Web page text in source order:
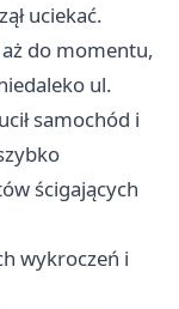
uciekać.
do momentu,
ul.
samochód i
ścigających
wykroczeń i